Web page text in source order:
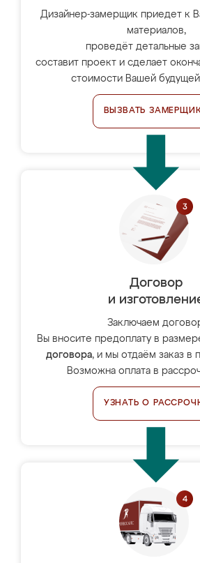
Дизайнер-замерщик приедет к
материалов,
проведёт детальные
составит проект и сделает
стоимости Вашей
ВЫЗВАТЬ
Договор
и
Заключаем
Вы вносите предоплату в
договора, и мы отдаём заказ в
Возможна оплата в
УЗНАТЬ О